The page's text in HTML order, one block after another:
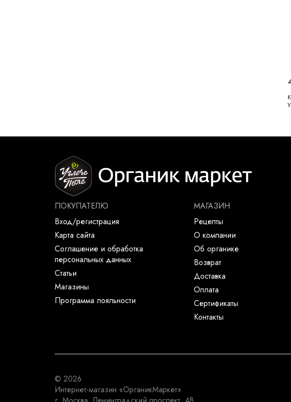
ПОКУПАТЕЛЮ
Вход/регистрация
Карта сайта
Соглашение и обработка
персональных данных
Статьи
Магазины
Программа лояльности
МАГАЗИН
Рецепты
О компании
Об органике
Возврат
Доставка
Оплата
Сертификаты
Контакты
© 2026
Интернет-магазин «ОрганикМаркет»